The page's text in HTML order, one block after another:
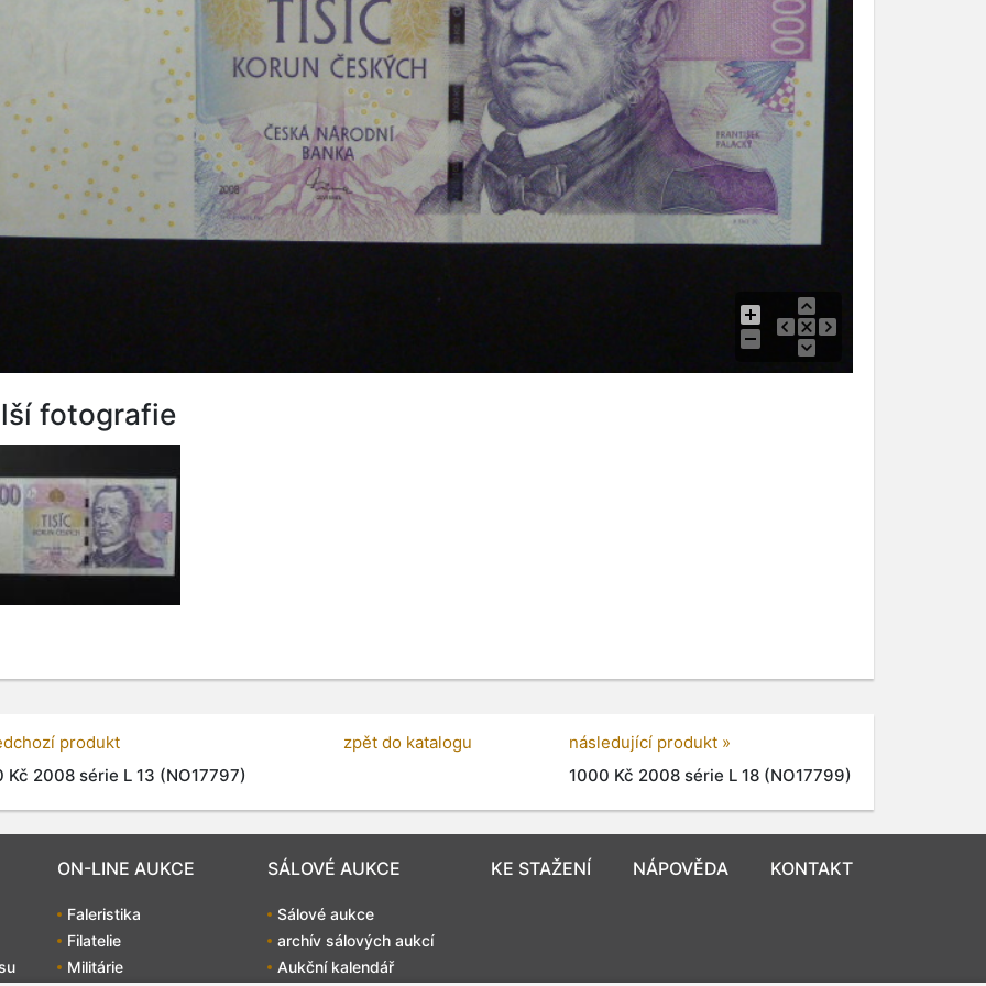
fotografie
produkt
Kč 2008 série L 13 (NO17797)
zpět do katalogu
následující produkt »
1000 Kč 2008 série L 18 (NO17799)
ON-LINE AUKCE
Faleristika
Filatelie
Militárie
SÁLOVÉ AUKCE
Sálové aukce
archív sálových aukcí
Aukční kalendář
KE STAŽENÍ NÁPOVĚDA KONTAKT